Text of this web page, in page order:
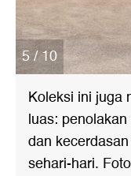
5 / 10
Koleksi ini juga
luas:
dan
sehari-hari.